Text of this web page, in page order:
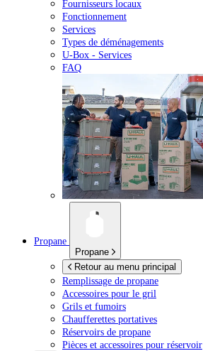
Fournisseurs locaux
Fonctionnement
Services
Types de déménagements
U-Box - Services
FAQ
Propane
Propane
Retour au menu principal
Remplissage de propane
Accessoires pour le gril
Grils et fumoirs
Chaufferettes portatives
Réservoirs de propane
Pièces et accessoires pour réservoir